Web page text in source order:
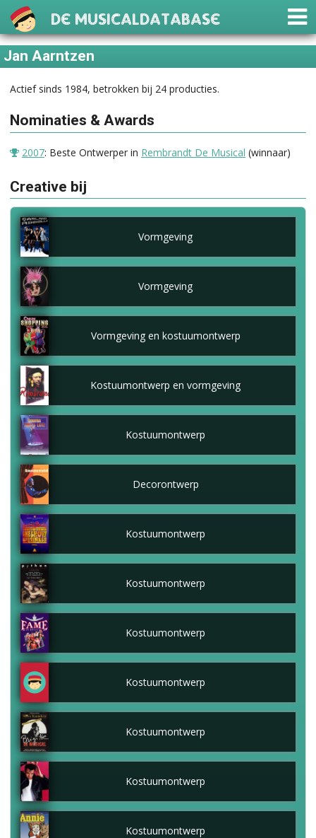
De Musicaldatabase
Jan Aarntzen
Actief sinds 1984, betrokken bij 24 producties.
Nominaties & Awards
2007: Beste Ontwerper in Rembrandt De Musical (winnaar)
Creative bij
Vormgeving
Vormgeving
Vormgeving en kostuumontwerp
Kostuumontwerp en vormgeving
Kostuumontwerp
Decorontwerp
Kostuumontwerp
Kostuumontwerp
Kostuumontwerp
Kostuumontwerp
Kostuumontwerp
Kostuumontwerp
Kostuumontwerp